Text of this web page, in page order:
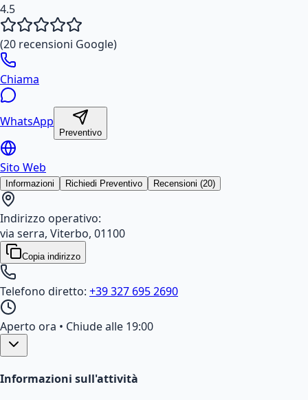
4.5
(20 recensioni Google)
Chiama
WhatsApp
Preventivo
Sito Web
Informazioni Richiedi Preventivo Recensioni (20)
Indirizzo operativo:
via serra, Viterbo, 01100
Copia indirizzo
Telefono diretto: +39 327 695 2690
Aperto ora • Chiude alle 19:00
Informazioni sull'attività